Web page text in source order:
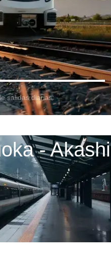
salidas diarias:
- Akashi